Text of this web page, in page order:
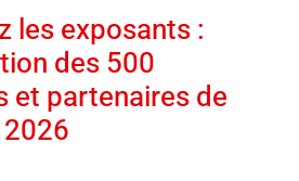
les exposants :
des 500
et partenaires de